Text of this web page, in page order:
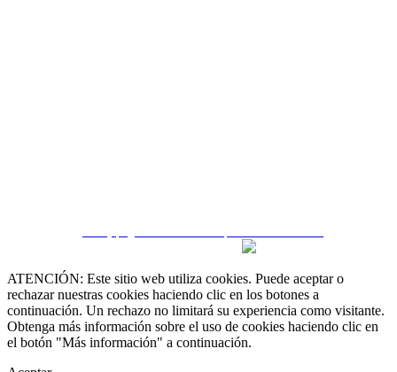
ATENCIÓN: Este sitio web utiliza cookies. Puede aceptar o
rechazar nuestras cookies haciendo clic en los botones a
continuación. Un rechazo no limitará su experiencia como visitante.
Obtenga más información sobre el uso de cookies haciendo clic en
el botón "Más información" a continuación.